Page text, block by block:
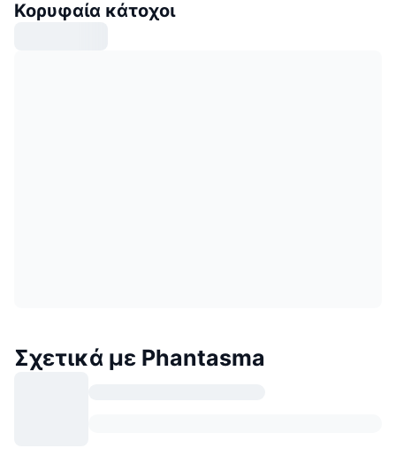
Κορυφαία κάτοχοι
Σχετικά με Phantasma